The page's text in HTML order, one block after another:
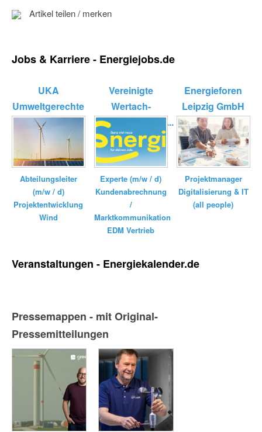
Artikel teilen / merken
Jobs & Karriere - Energiejobs.de
UKA
Umweltgerechte
Kraftanlagen
GmbH ...
Abteilungsleiter
(m/w / d)
Projektentwicklung
Wind
Vereinigte
Wertach-
Elektrizitätswerk...
Experte (m/w / d)
Kundenabrechnung
/
Marktkommunikation
EDM Vertrieb
Energieforen
Leipzig GmbH
Projektmanager
Digitalisierung & IT
(all people)
Veranstaltungen - Energiekalender.de
Pressemappen - mit Original-
Pressemitteilungen